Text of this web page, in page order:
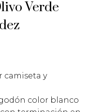
Verde
y
color blanco